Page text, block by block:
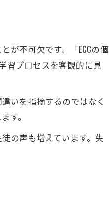
が不可欠です。「ECCの個
習プロセスを客観的に見
いを指摘するのではなく
す。
の声も増えています。失